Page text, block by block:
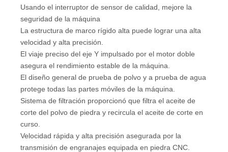
Usando el interruptor de sensor de calidad, mejore la
seguridad de la máquina
La estructura de marco rígido alta puede lograr una alta
velocidad y alta precisión.
El viaje preciso del eje Y impulsado por el motor doble
asegura el rendimiento estable de la máquina.
El diseño general de prueba de polvo y a prueba de agua
protege todas las partes móviles de la máquina.
Sistema de filtración proporcionó que filtra el aceite de
corte del polvo de piedra y recircula el aceite de corte en
curso.
Velocidad rápida y alta precisión asegurada por la
transmisión de engranajes equipada en piedra CNC.